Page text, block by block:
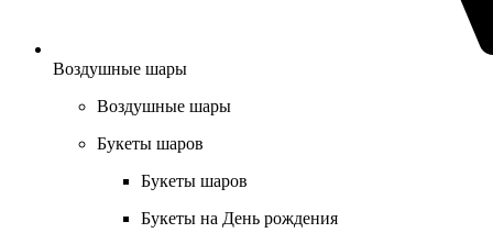
Воздушные шары
Воздушные шары
Букеты шаров
Букеты шаров
Букеты на День рождения